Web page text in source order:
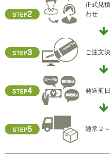
正式見
わせ
ご注文
発送前
通常２